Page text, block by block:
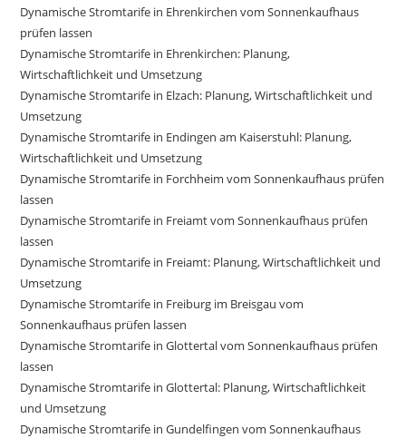
Dynamische Stromtarife in Ehrenkirchen vom Sonnenkaufhaus
prüfen lassen
Dynamische Stromtarife in Ehrenkirchen: Planung,
Wirtschaftlichkeit und Umsetzung
Dynamische Stromtarife in Elzach: Planung, Wirtschaftlichkeit und
Umsetzung
Dynamische Stromtarife in Endingen am Kaiserstuhl: Planung,
Wirtschaftlichkeit und Umsetzung
Dynamische Stromtarife in Forchheim vom Sonnenkaufhaus prüfen
lassen
Dynamische Stromtarife in Freiamt vom Sonnenkaufhaus prüfen
lassen
Dynamische Stromtarife in Freiamt: Planung, Wirtschaftlichkeit und
Umsetzung
Dynamische Stromtarife in Freiburg im Breisgau vom
Sonnenkaufhaus prüfen lassen
Dynamische Stromtarife in Glottertal vom Sonnenkaufhaus prüfen
lassen
Dynamische Stromtarife in Glottertal: Planung, Wirtschaftlichkeit
und Umsetzung
Dynamische Stromtarife in Gundelfingen vom Sonnenkaufhaus